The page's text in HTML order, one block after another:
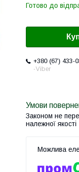
Готово до
+380 (67) 433-
-Viber
Законом не
належної якості